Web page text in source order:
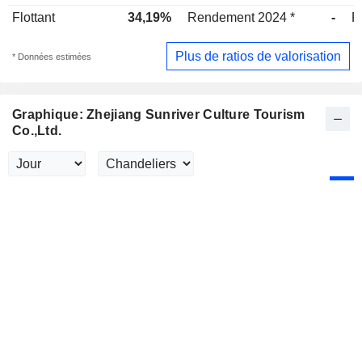
Flottant
34,19% Rendement 2024 * -
* Données estimées Plus de ratios de valorisation
Graphique: Zhejiang Sunriver Culture Tourism
Co.,Ltd.